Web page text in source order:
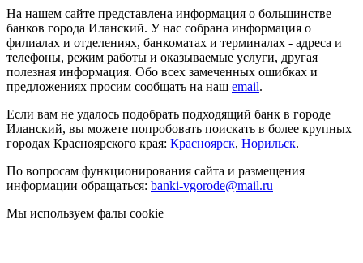
На нашем сайте представлена информация о большинстве
банков города Иланский. У нас собрана информация о
филиалах и отделениях, банкоматах и терминалах - адреса и
телефоны, режим работы и оказываемые услуги, другая
полезная информация. Обо всех замеченных ошибках и
предложениях просим сообщать на наш email.
Если вам не удалось подобрать подходящий банк в городе
Иланский, вы можете попробовать поискать в более крупных
городах Красноярского края: Красноярск, Норильск.
По вопросам функционирования сайта и размещения
информации обращаться: banki-vgorode@mail.ru
Мы используем фалы cookie